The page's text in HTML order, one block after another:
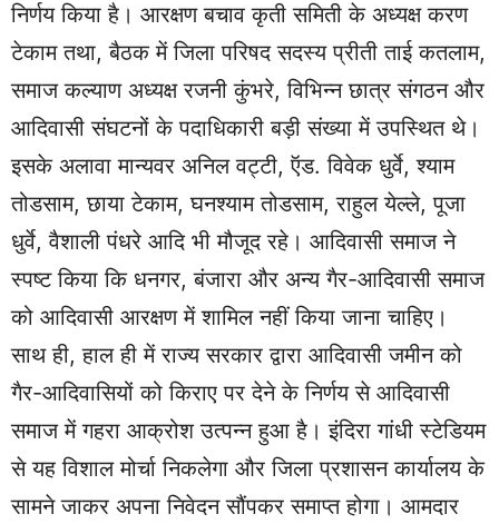
निर्णय किया है। आरक्षण बचाव कृती समिती के अध्यक्ष करण
टेकाम तथा, बैठक में जिला परिषद सदस्य प्रीती ताई कतलाम,
समाज कल्याण अध्यक्ष रजनी कुंभरे, विभिन्न छात्र संगठन और
आदिवासी संघटनों के पदाधिकारी बड़ी संख्या में उपस्थित थे।
इसके अलावा मान्यवर अनिल वट्टी, ऍड. विवेक धुर्वे, श्याम
तोडसाम, छाया टेकाम, घनश्याम तोडसाम, राहुल येल्ले, पूजा
धुर्वे, वैशाली पंधरे आदि भी मौजूद रहे। आदिवासी समाज ने
स्पष्ट किया कि धनगर, बंजारा और अन्य गैर-आदिवासी समाज
को आदिवासी आरक्षण में शामिल नहीं किया जाना चाहिए।
साथ ही, हाल ही में राज्य सरकार द्वारा आदिवासी जमीन को
गैर-आदिवासियों को किराए पर देने के निर्णय से आदिवासी
समाज में गहरा आक्रोश उत्पन्न हुआ है। इंदिरा गांधी स्टेडियम
से यह विशाल मोर्चा निकलेगा और जिला प्रशासन कार्यालय के
सामने जाकर अपना निवेदन सौंपकर समाप्त होगा। आमदार